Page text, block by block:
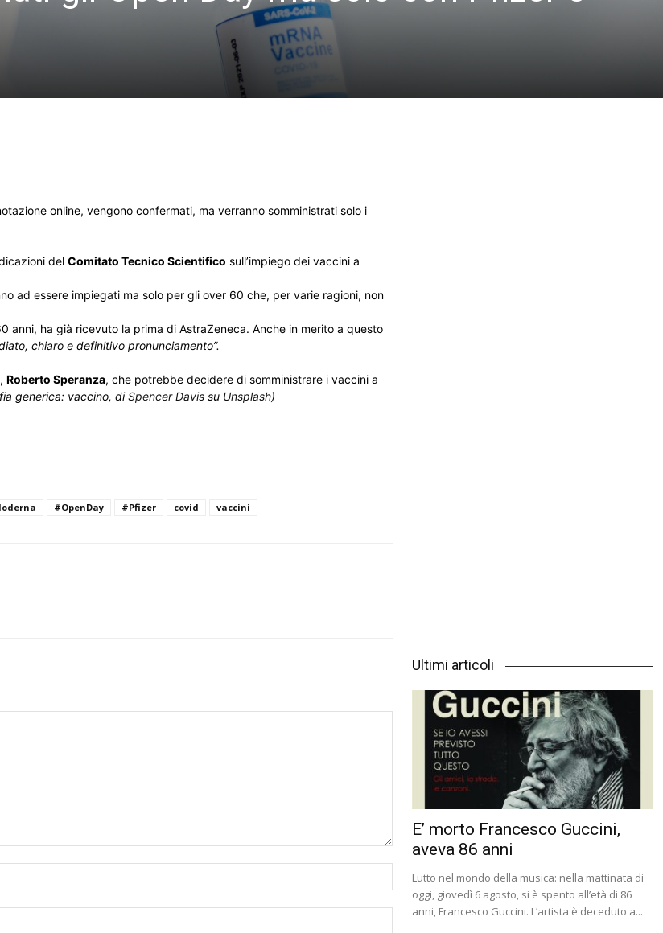
online, vengono confermati, ma verranno somministrati solo i
del Comitato Tecnico Scientifico sull’impiego dei vaccini a
ad essere impiegati ma solo per gli over 60 che, per varie ragioni, non
anni, ha già ricevuto la prima di AstraZeneca. Anche in merito a questo
chiaro e definitivo pronunciamento”.
Roberto Speranza, che potrebbe decidere di somministrare i vaccini a
generica: vaccino, diSpencer Davis su Unsplash)
#OpenDay #Pfizer covid vaccini
Ultimi articoli
E’ morto Francesco Guccini,
aveva 86 anni
Lutto nel mondo della musica: nella mattinata di
oggi, giovedì 6 agosto, si è spento all’età di 86
anni, Francesco Guccini. L’artista è deceduto a...